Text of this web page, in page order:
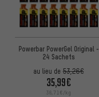
Powerbar PowerGel Original -
24 Sachets
au lieu de 53,26€
35,99€
36,71€/kg